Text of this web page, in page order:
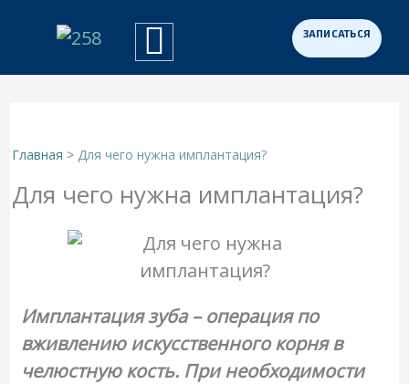
Главная Для чего нужна имплантация?
Для чего нужна имплантация?
Имплантация зуба – операция по
вживлению искусственного корня в
челюстную кость. При необходимости